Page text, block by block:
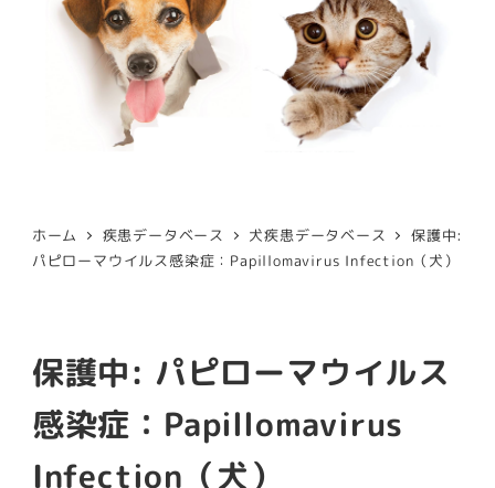
ホーム 疾患データベース 犬疾患データベース
保護中:
パピローマウイルス感染症：Papillomavirus Infection（犬）
保護中: パピローマウイルス
感染症：Papillomavirus
Infection（犬）